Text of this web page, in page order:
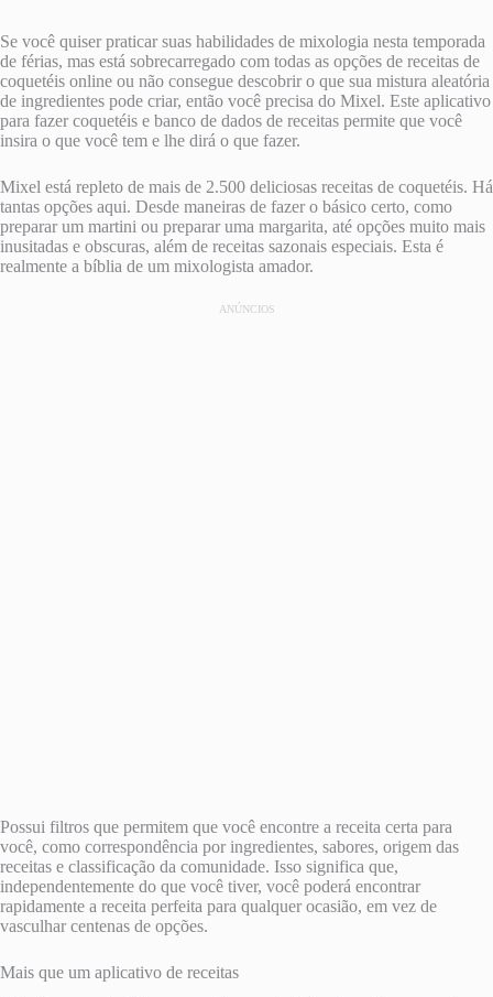
Se você quiser praticar suas habilidades de mixologia nesta temporada
de férias, mas está sobrecarregado com todas as opções de receitas de
coquetéis online ou não consegue descobrir o que sua mistura aleatória
de ingredientes pode criar, então você precisa do Mixel. Este aplicativo
para fazer coquetéis e banco de dados de receitas permite que você
insira o que você tem e lhe dirá o que fazer.
Mixel está repleto de mais de 2.500 deliciosas receitas de coquetéis. Há
tantas opções aqui. Desde maneiras de fazer o básico certo, como
preparar um martini ou preparar uma margarita, até opções muito mais
inusitadas e obscuras, além de receitas sazonais especiais. Esta é
realmente a bíblia de um mixologista amador.
ANÚNCIOS
Possui filtros que permitem que você encontre a receita certa para
você, como correspondência por ingredientes, sabores, origem das
receitas e classificação da comunidade. Isso significa que,
independentemente do que você tiver, você poderá encontrar
rapidamente a receita perfeita para qualquer ocasião, em vez de
vasculhar centenas de opções.
Mais que um aplicativo de receitas